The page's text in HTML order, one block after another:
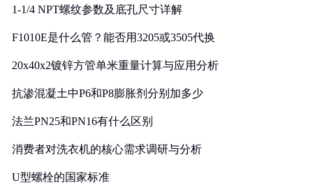
1-1/4 NPT螺纹参数及底孔尺寸详解
F1010E是什么管？能否用3205或3505代换
20x40x2镀锌方管单米重量计算与应用分析
抗渗混凝土中P6和P8膨胀剂分别加多少
法兰PN25和PN16有什么区别
消费者对洗衣机的核心需求调研与分析
U型螺栓的国家标准